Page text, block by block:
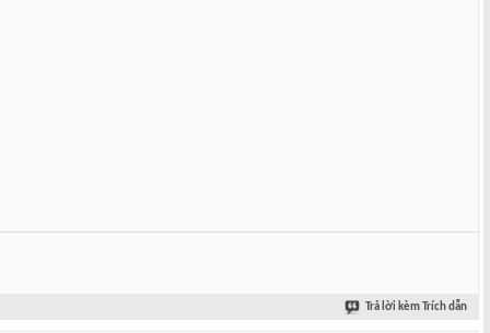
Trả lời kèm Trích dẫn